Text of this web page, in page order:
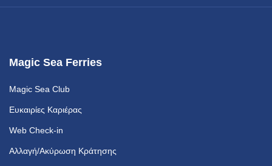
Magic Sea Ferries
Magic Sea Club
Ευκαιρίες Καριέρας
Web Check-in
Αλλαγή/Ακύρωση Κράτησης